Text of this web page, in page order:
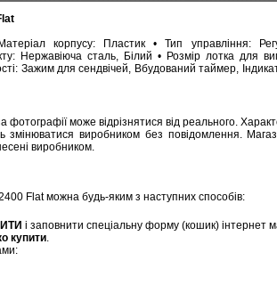
корпусу: Пластик • Тип управління:
Нержавіюча сталь, Білий • Розмір лотка для
Зажим для cендвічей, Вбудований таймер,
фотографії може відрізнятися від реального.
змінюватися виробником без повідомлення.
виробником.
Flat можна будь-яким з наступних способів:
і заповнити спеціальну форму (кошик) інтернет
купити.